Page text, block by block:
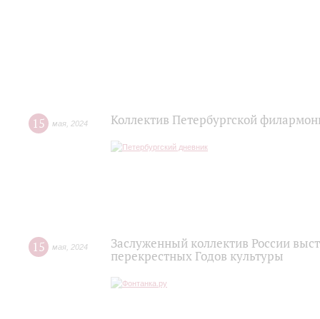
15 мая 2024 Коллектив Петербургской
15 мая 2024
Заслуженный коллектив России
перекрестных Годов культуры